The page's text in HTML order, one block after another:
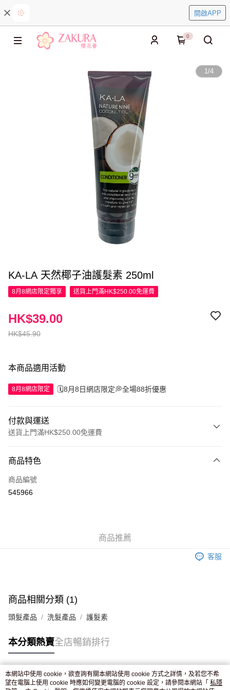
開啟APP
0
1/4
KA-LA 天然椰子油護髮素 250ml
8月8網店限定獨享 送貨上門滿HK$250.00免運費
HK$45.90
HK$39.00
本商品適用活動
8月8網店限定 🗓️8月8日網店限定💭全場88折優惠
付款與運送
送貨上門滿HK$250.00免運費
信用卡
Apple Pay
付款後門市自取，訂單確認後2-4個工作天到店，7天內取。逾期後
商品特色
商品編號
545966
商品推薦
客服
商品相關分類 (1)
頭髮產品 洗髮產品 護髮素
本分類熱賣全店暢銷排行
熱門標籤
本網站中使用 cookie，欲查詢有關本網站使用 cookie 方式之詳情，及若您不希
望在電腦上使用 cookie 時應如何變更電腦的 cookie 設定，請參閱本網站「 私隱